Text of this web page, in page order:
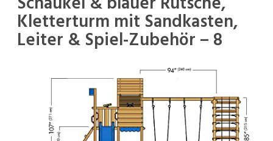
Kletterturm mit Sandkasten,
Leiter & Spiel-Zubehör – 8